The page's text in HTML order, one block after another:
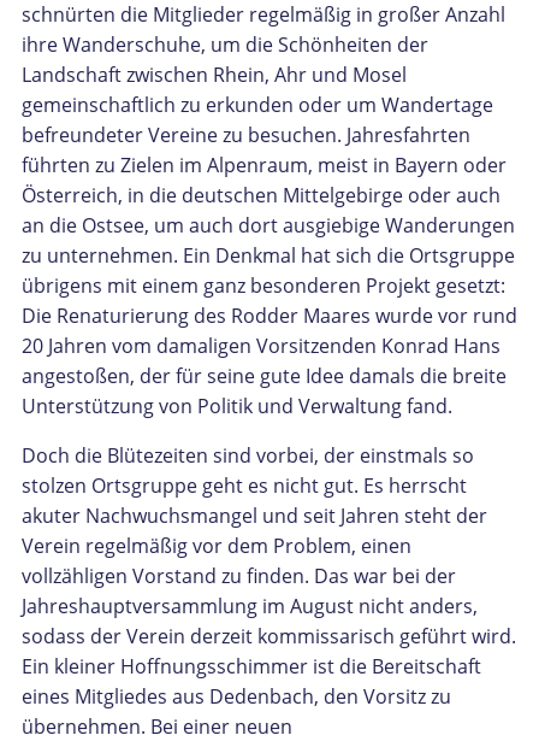
schnürten die Mitglieder regelmäßig in großer Anzahl
ihre Wanderschuhe, um die Schönheiten der
Landschaft zwischen Rhein, Ahr und Mosel
gemeinschaftlich zu erkunden oder um Wandertage
befreundeter Vereine zu besuchen. Jahresfahrten
führten zu Zielen im Alpenraum, meist in Bayern oder
Österreich, in die deutschen Mittelgebirge oder auch
an die Ostsee, um auch dort ausgiebige Wanderungen
zu unternehmen. Ein Denkmal hat sich die Ortsgruppe
übrigens mit einem ganz besonderen Projekt gesetzt:
Die Renaturierung des Rodder Maares wurde vor rund
20 Jahren vom damaligen Vorsitzenden Konrad Hans
angestoßen, der für seine gute Idee damals die breite
Unterstützung von Politik und Verwaltung fand.
Doch die Blütezeiten sind vorbei, der einstmals so
stolzen Ortsgruppe geht es nicht gut. Es herrscht
akuter Nachwuchsmangel und seit Jahren steht der
Verein regelmäßig vor dem Problem, einen
vollzähligen Vorstand zu finden. Das war bei der
Jahreshauptversammlung im August nicht anders,
sodass der Verein derzeit kommissarisch geführt wird.
Ein kleiner Hoffnungsschimmer ist die Bereitschaft
eines Mitgliedes aus Dedenbach, den Vorsitz zu
übernehmen. Bei einer neuen